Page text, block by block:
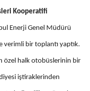
Kooperatifi
Enerji Genel Müdürü
verimli bir toplantı yaptık.
özel halk otobüslerinin bir
iştiraklerinden